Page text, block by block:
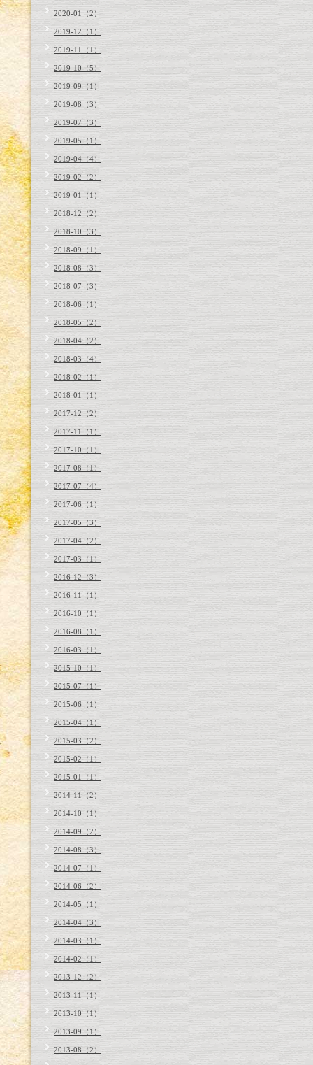
2020-01（2）
2019-12（1）
2019-11（1）
2019-10（5）
2019-09（1）
2019-08（3）
2019-07（3）
2019-05（1）
2019-04（4）
2019-02（2）
2019-01（1）
2018-12（2）
2018-10（3）
2018-09（1）
2018-08（3）
2018-07（3）
2018-06（1）
2018-05（2）
2018-04（2）
2018-03（4）
2018-02（1）
2018-01（1）
2017-12（2）
2017-11（1）
2017-10（1）
2017-08（1）
2017-07（4）
2017-06（1）
2017-05（3）
2017-04（2）
2017-03（1）
2016-12（3）
2016-11（1）
2016-10（1）
2016-08（1）
2016-03（1）
2015-10（1）
2015-07（1）
2015-06（1）
2015-04（1）
2015-03（2）
2015-02（1）
2015-01（1）
2014-11（2）
2014-10（1）
2014-09（2）
2014-08（3）
2014-07（1）
2014-06（2）
2014-05（1）
2014-04（3）
2014-03（1）
2014-02（1）
2013-12（2）
2013-11（1）
2013-10（1）
2013-09（1）
2013-08（2）